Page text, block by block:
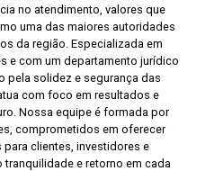
no atendimento, valores que
uma das maiores autoridades
da região. Especializada em
e com um departamento jurídico
pela solidez e segurança das
com foco em resultados e
Nossa equipe é formada por
comprometidos em oferecer
clientes, investidores e
e retorno em cada